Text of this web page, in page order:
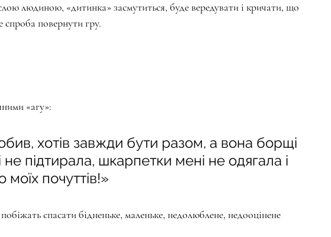
людиною, «дитинка» засмутиться, буде вередувати і кричати, що
спроба повернути гру.
«агу»:
хотів завжди бути разом, а вона борщі
підтирала, шкарпетки мені не одягала і
почуттів!»
спасати бідненьке, маленьке, недолюблене, недооцінене